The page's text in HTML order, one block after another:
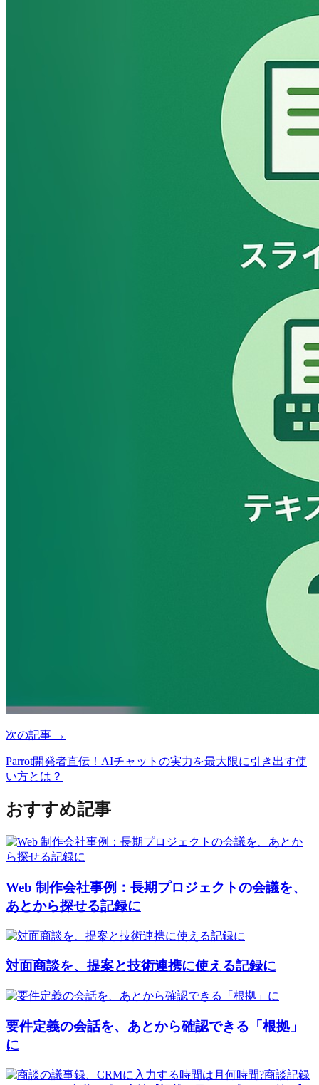
次の記事 →
Parrot開発者直伝！AIチャットの実力を最大限に引き出す使
い方とは？
おすすめ記事
Web 制作会社事例：長期プロジェクトの会議を、
あとから探せる記録に
対面商談を、提案と技術連携に使える記録に
要件定義の会話を、あとから確認できる「根拠」
に